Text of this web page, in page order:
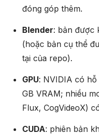
đóng góp thêm.
Blender: bản được
(hoặc bản cụ thể
tại của repo).
GPU: NVIDIA có
GB VRAM; nhiều
Flux, CogVideoX)
CUDA: phiên bản